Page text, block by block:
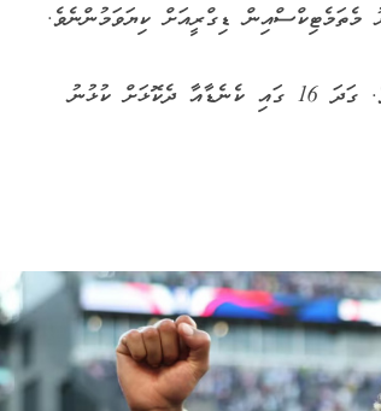
މި ތޫނުފިލިކަން އޭނާގެ ކުޅުމުންވެސް ފެނިގެންދެއެވެ. ގަދަ 16 ގައި ކެނެޑާއާ ދެކޮޅަށް ކުޅުނު